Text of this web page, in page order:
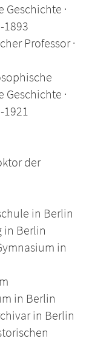
Geschichte ·
1893
Professor ·
Geschichte ·
1921
der
in Berlin
in Berlin
in
in Berlin
in Berlin